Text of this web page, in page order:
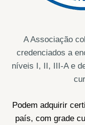
A Associação
credenciados a
níveis I, II, III-A e
Podem adquirir
país, com grade